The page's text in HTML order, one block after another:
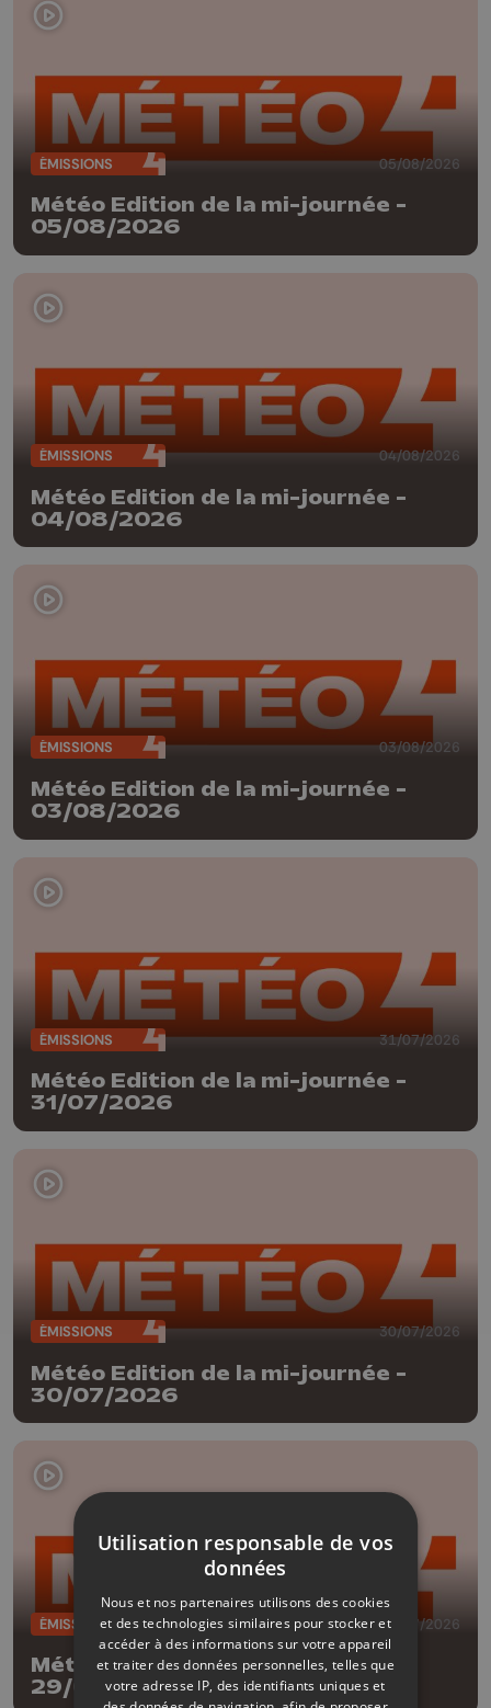
ÉMISSIONS 05/08/2026
Météo Edition de la mi-journée -
05/08/2026
ÉMISSIONS 04/08/2026
Météo Edition de la mi-journée -
04/08/2026
ÉMISSIONS 03/08/2026
Météo Edition de la mi-journée -
03/08/2026
ÉMISSIONS 31/07/2026
Météo Edition de la mi-journée -
31/07/2026
ÉMISSIONS 30/07/2026
Météo Edition de la mi-journée -
30/07/2026
ÉMISSIONS 29/07/2026
Météo Edition de la mi-journée -
29/07/2026
Utilisation responsable de vos
données
Nous et nos partenaires utilisons des cookies
et des technologies similaires pour stocker et
accéder à des informations sur votre appareil
et traiter des données personnelles, telles que
votre adresse IP, des identifiants uniques et